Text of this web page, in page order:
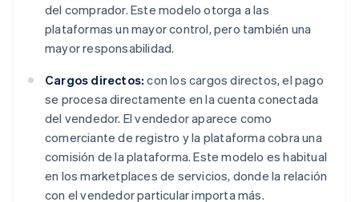
del comprador. Este modelo otorga a las
plataformas un mayor control, pero también una
mayor responsabilidad.
Cargos directos: con los cargos directos, el pago
se procesa directamente en la cuenta conectada
del vendedor. El vendedor aparece como
comerciante de registro y la plataforma cobra una
comisión de la plataforma. Este modelo es habitual
en los marketplaces de servicios, donde la relación
con el vendedor particular importa más.